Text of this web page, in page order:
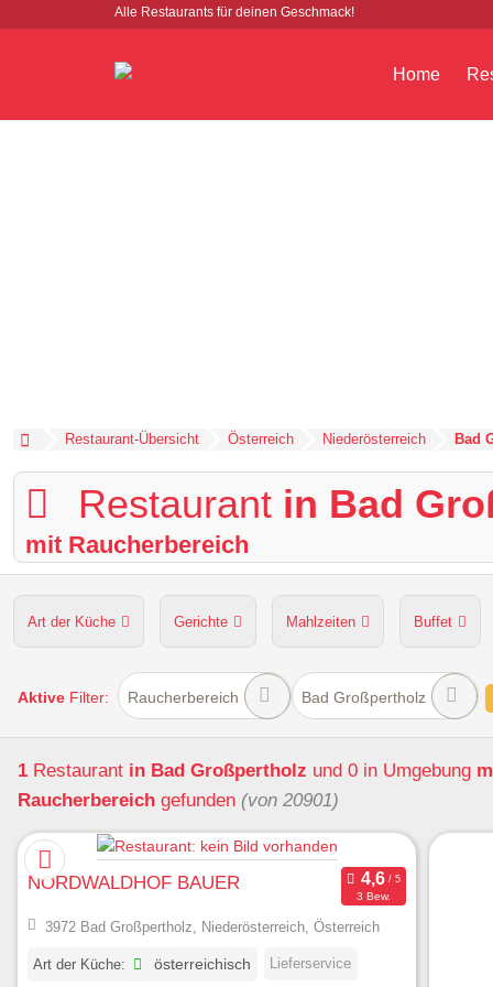
Alle Restaurants für deinen Geschmack!
Home
Restaurant-Übersicht Österreich Niederösterreich Bad
Restaurant in Bad
mit Raucherbereich
Art der Küche Gerichte Mahlzeiten Buffet
Hunde erlaubt Kapazität Sitzplätze im Freien
Aktive Filter: Raucherbereich Bad Großpertholz
1 Restaurant in Bad Großpertholz und 0 in Umgebung
Raucherbereich gefunden (von 20901)
NORDWALDHOF BAUER
3 Bew.
3972 Bad Großpertholz, Niederösterreich, Österreich
Art der Küche: österreichisch Lieferservice